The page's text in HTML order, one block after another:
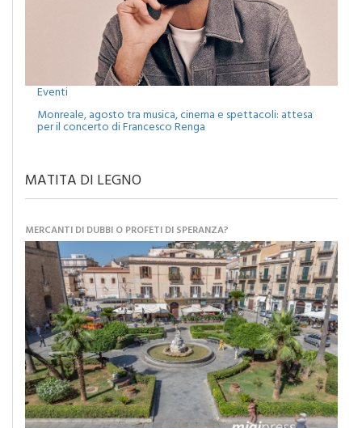
Eventi
Monreale, agosto tra musica, cinema e spettacoli: attesa
MATITA DI LEGNO
MERCANTI DI DUBBI O PROFETI DI SPERANZA?